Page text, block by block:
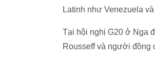
Latinh như Venezuela
Tại hội nghị G20 ở Nga
Rousseff và người đồng